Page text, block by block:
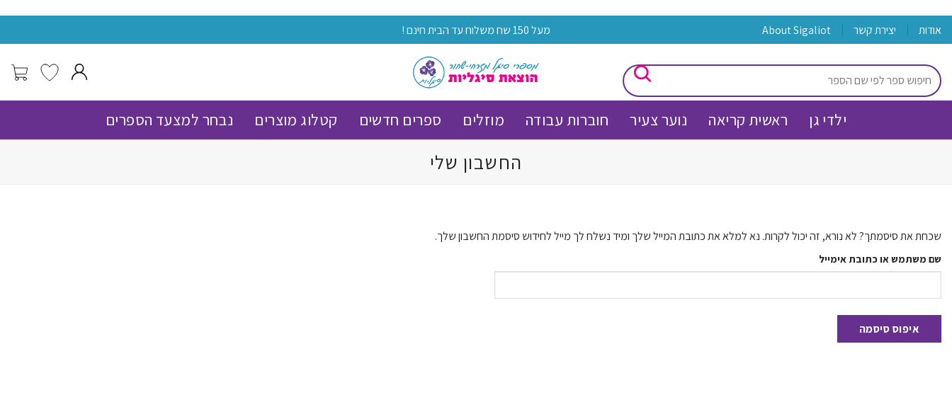
Skip
to
אודות יצירת קשר About Sigaliot מעל 150 שח משלוח עד הבית חינם ! מעל 150 שח משלוח עד הבית חינם !
חיפוש
עבור:
ילדי גן ראשית קריאה נוער צעיר חוברות עבודה מוזלים ספרים חדשים קטלוג מוצרים נבחר למצעד הספרים
החשבון שלי
שכחת את סיסמתך? לא נורא, זה יכול לקרות. נא למלא את כתובת המייל שלך ומיד נשלח לך מייל לחידוש סיסמת החשבון שלך.
שם משתמש או כתובת אימייל
איפוס סיסמה